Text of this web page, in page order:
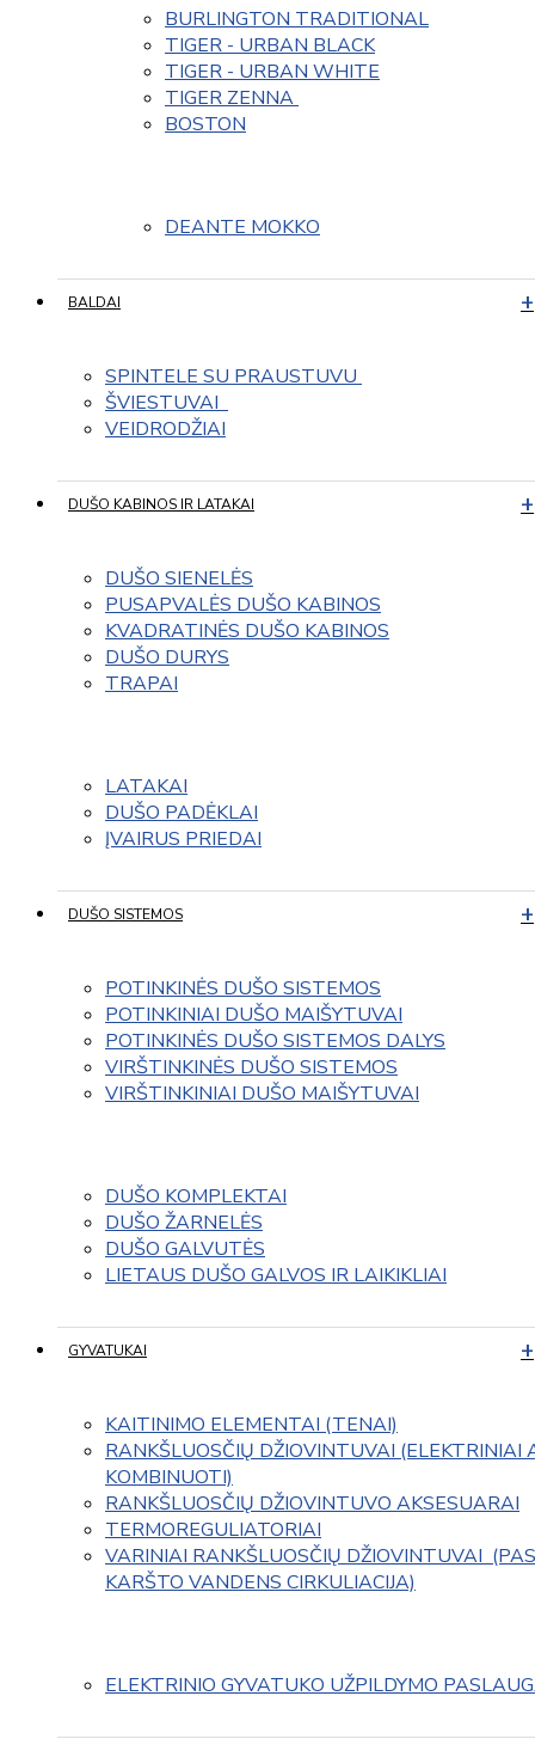
BURLINGTON TRADITIONAL
TIGER - URBAN BLACK
TIGER - URBAN WHITE
TIGER ZENNA
BOSTON
DEANTE MOKKO
BALDAI
SPINTELE SU PRAUSTUVU
ŠVIESTUVAI
VEIDRODŽIAI
DUŠO KABINOS IR LATAKAI
DUŠO SIENELĖS
PUSAPVALĖS DUŠO KABINOS
KVADRATINĖS DUŠO KABINOS
DUŠO DURYS
TRAPAI
LATAKAI
DUŠO PADĖKLAI
ĮVAIRUS PRIEDAI
DUŠO SISTEMOS
POTINKINĖS DUŠO SISTEMOS
POTINKINIAI DUŠO MAIŠYTUVAI
POTINKINĖS DUŠO SISTEMOS DALYS
VIRŠTINKINĖS DUŠO SISTEMOS
VIRŠTINKINIAI DUŠO MAIŠYTUVAI
DUŠO KOMPLEKTAI
DUŠO ŽARNELĖS
DUŠO GALVUTĖS
LIETAUS DUŠO GALVOS IR LAIKIKLIAI
GYVATUKAI
KAITINIMO ELEMENTAI (TENAI)
RANKŠLUOSČIŲ DŽIOVINTUVAI (ELEKTRINIAI
KOMBINUOTI)
RANKŠLUOSČIŲ DŽIOVINTUVO AKSESUARAI
TERMOREGULIATORIAI
VARINIAI RANKŠLUOSČIŲ DŽIOVINTUVAI
KARŠTO VANDENS CIRKULIACIJA)
ELEKTRINIO GYVATUKO UŽPILDYMO